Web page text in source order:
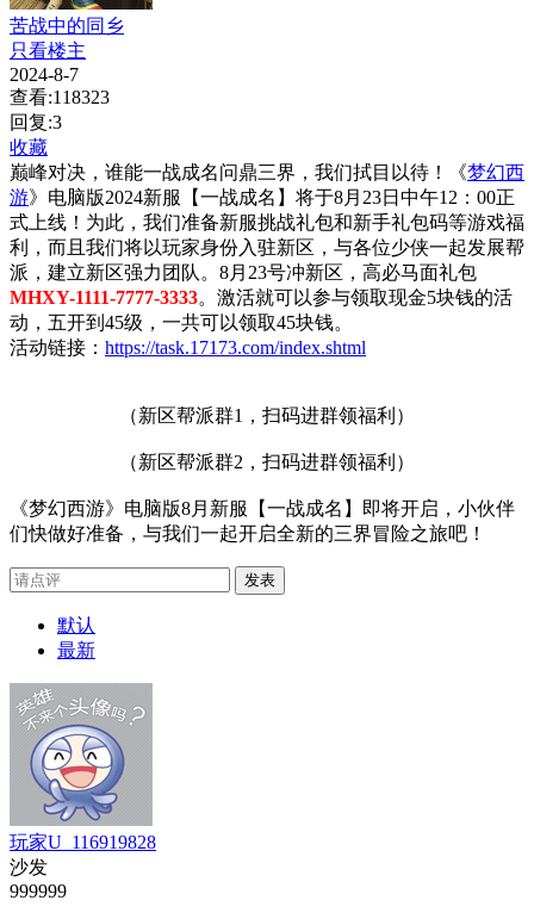
苦战中的同乡
只看楼主
2024-8-7
查看:118323
回复:3
收藏
巅峰对决，谁能一战成名问鼎三界，我们拭目以待！《梦幻西
游》电脑版2024新服【一战成名】将于8月23日中午12：00正
式上线！为此，我们准备新服挑战礼包和新手礼包码等游戏福
利，而且我们将以玩家身份入驻新区，与各位少侠一起发展帮
派，建立新区强力团队。 8月23号冲新区，高必马面礼包
MHXY-1111-7777-3333。激活就可以参与领取现金5块钱的活
动，五开到45级，一共可以领取45块钱。
活动链接： https://task.17173.com/index.shtml
（新区帮派群1，扫码进群领福利）
（新区帮派群2，扫码进群领福利）
《梦幻西游》电脑版8月新服【一战成名】即将开启，小伙伴
们快做好准备，与我们一起开启全新的三界冒险之旅吧！
发表
默认
最新
玩家U_116919828
沙发
999999